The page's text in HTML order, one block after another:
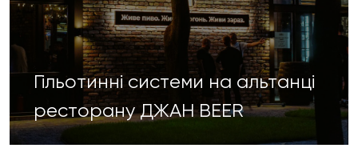
Гільотинні системи на альтанці
ресторану ДЖАН BEER